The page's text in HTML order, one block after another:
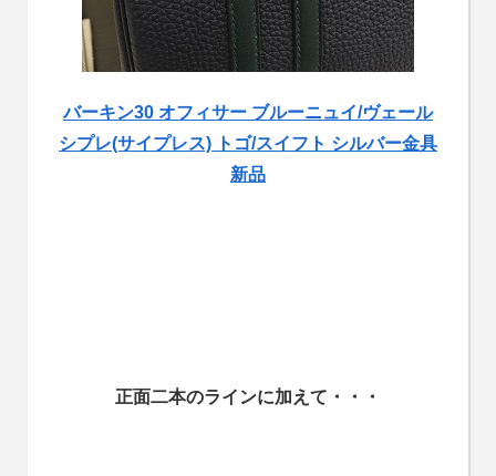
バーキン30 オフィサー ブルーニュイ/ヴェール
シプレ(サイプレス) トゴ/スイフト シルバー金具
新品
正面二本のラインに加えて・・・